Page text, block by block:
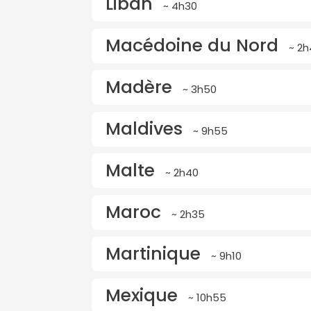
~ 4h30
Macédoine du Nord ~
Madère ~ 3h50
Maldives ~ 9h55
Malte ~ 2h40
Maroc ~ 2h35
Martinique ~ 9h10
Mexique ~ 10h55